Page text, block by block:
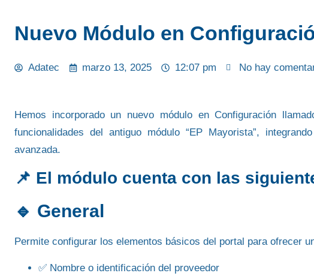
Nuevo Módulo en
Adatec marzo 13, 2025 12:07 pm No hay
Hemos incorporado un nuevo módulo en Configuración
funcionalidades del antiguo módulo“EP Mayorista”,
avanzada.
📌 El módulo cuenta con las
🔹 General
Permite configurar los elementos básicos del portal para ofrecer
✅ Nombre o identificación del proveedor